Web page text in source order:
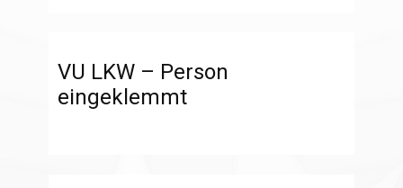
VU LKW – Person
eingeklemmt